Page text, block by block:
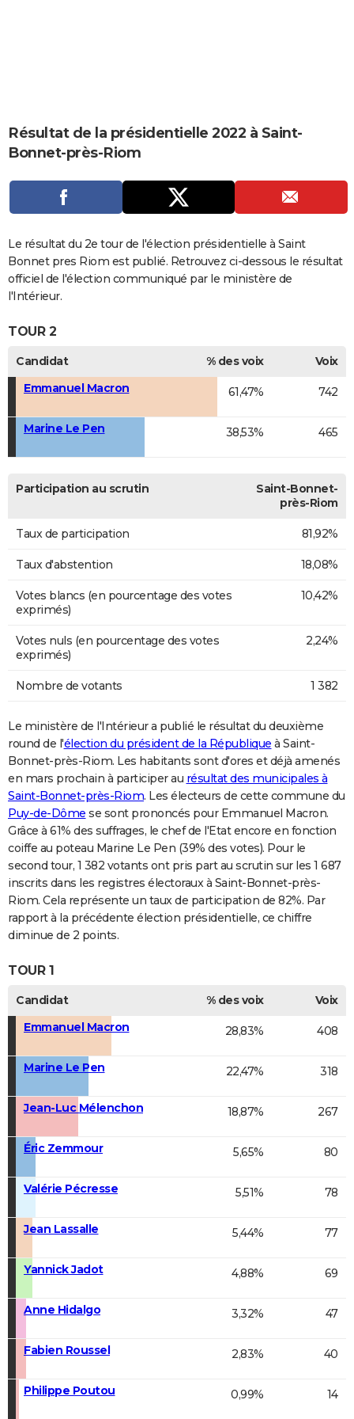
DICTIONNAIRE
PROGRAMME TV
COPAINS D'AVANT
S'inscrire
Se connecter
Lycées
Collèges
Primaires
Universités
Entreprises
Service militaire
Avis de recherche
AVIS DE DÉCÈS
FORUM
Bricolage
Lifestyle
Culture
Sport
Auto
Television
Voyage
Cinema
Résultat de la présidentielle 2022 à Saint-
Bonnet-près-Riom
Le résultat du 2e tour de l'élection présidentielle à Saint
Bonnet pres Riom est publié. Retrouvez ci-dessous le résultat
officiel de l'élection communiqué par le ministère de
l'Intérieur.
TOUR 2
Candidat % des voix
Voix
Emmanuel Macron
61,47% 742
Marine Le Pen 38,53% 465
Participation au scrutin
Saint-Bonnet-
près-Riom
Taux de participation 81,92%
Taux d'abstention 18,08%
Votes blancs (en pourcentage des votes
exprimés)
10,42%
Votes nuls (en pourcentage des votes
exprimés)
2,24%
Nombre de votants 1 382
Le ministère de l'Intérieur a publié le résultat du deuxième
round de l'élection du président de la République à Saint-
Bonnet-près-Riom. Les habitants sont d'ores et déjà amenés
en mars prochain à participer au résultat des municipales à
Saint-Bonnet-près-Riom. Les électeurs de cette commune du
Puy-de-Dôme se sont prononcés pour Emmanuel Macron.
Grâce à 61% des suffrages, le chef de l'Etat encore en fonction
coiffe au poteau Marine Le Pen (39% des votes). Pour le
second tour, 1 382 votants ont pris part au scrutin sur les 1 687
inscrits dans les registres électoraux à Saint-Bonnet-près-
Riom. Cela représente un taux de participation de 82%. Par
rapport à la précédente élection présidentielle, ce chiffre
diminue de 2 points.
TOUR 1
Candidat % des voix
Voix
Emmanuel Macron
28,83% 408
Marine Le Pen 22,47% 318
Jean-Luc Mélenchon 18,87% 267
Éric Zemmour 5,65% 80
Valérie Pécresse 5,51% 78
Jean Lassalle 5,44% 77
Yannick Jadot 4,88% 69
Anne Hidalgo 3,32% 47
Fabien Roussel 2,83% 40
Philippe Poutou 0,99% 14